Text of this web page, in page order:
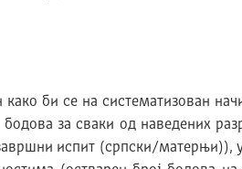
би се на систематизован
за сваки од наведених
испит (српски/матерњи)),